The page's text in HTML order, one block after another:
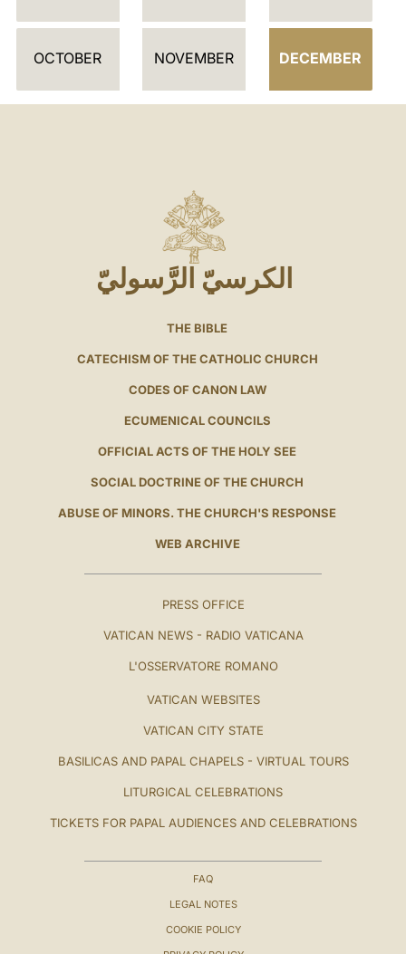
OCTOBER NOVEMBER DECEMBER
الكرسيّ الرَّسوليّ
THE BIBLE
CATECHISM OF THE CATHOLIC CHURCH
CODES OF CANON LAW
ECUMENICAL COUNCILS
OFFICIAL ACTS OF THE HOLY SEE
SOCIAL DOCTRINE OF THE CHURCH
ABUSE OF MINORS. THE CHURCH'S RESPONSE
WEB ARCHIVE
PRESS OFFICE
VATICAN NEWS - RADIO VATICANA
L'OSSERVATORE ROMANO
VATICAN WEBSITES
VATICAN CITY STATE
BASILICAS AND PAPAL CHAPELS - VIRTUAL TOURS
LITURGICAL CELEBRATIONS
TICKETS FOR PAPAL AUDIENCES AND CELEBRATIONS
FAQ
LEGAL NOTES
COOKIE POLICY